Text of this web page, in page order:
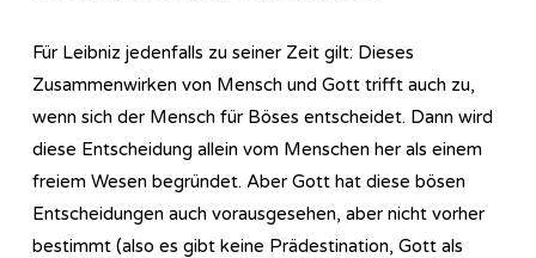
Für Leibniz jedenfalls zu seiner Zeit gilt: Dieses
Zusammenwirken von Mensch und Gott trifft auch zu,
wenn sich der Mensch für Böses entscheidet. Dann wird
diese Entscheidung allein vom Menschen her als einem
freiem Wesen begründet. Aber Gott hat diese bösen
Entscheidungen auch vorausgesehen, aber nicht vorher
bestimmt (also es gibt keine Prädestination, Gott als